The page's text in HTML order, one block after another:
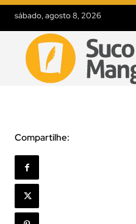
sábado, agosto 8, 2026
Compartilhe: